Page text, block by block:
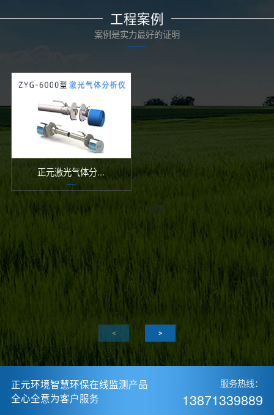
工程案例
案例是实力最好的证明
正元激光气体分...
正元环境智慧环保在线监测产品
全心全意为客户服务
服务热线：
13871339889